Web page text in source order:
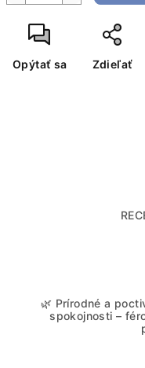
Opýtať sa Zdieľať
🌿 Prírodné a
spokojnosti –